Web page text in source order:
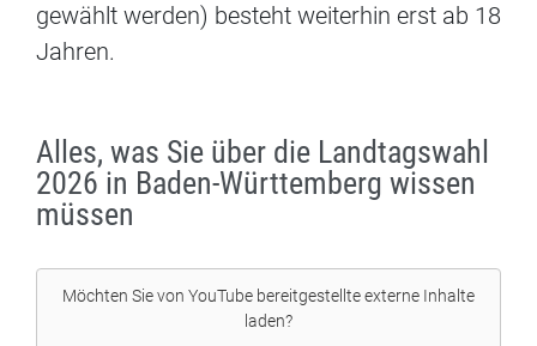
gewählt werden) besteht weiterhin erst ab 18
Jahren.
Alles, was Sie über die Landtagswahl
2026 in Baden-Württemberg wissen
müssen
Möchten Sie von YouTube bereitgestellte externe Inhalte
laden?